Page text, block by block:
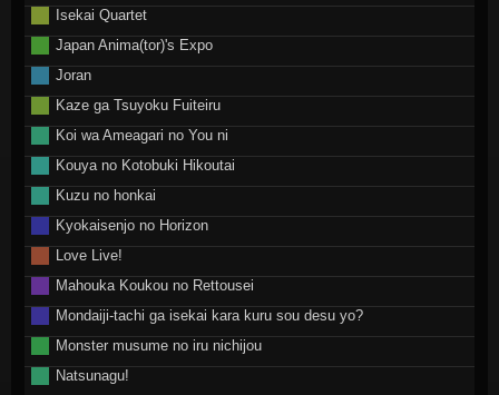
Isekai Quartet
Japan Anima(tor)'s Expo
Joran
Kaze ga Tsuyoku Fuiteiru
Koi wa Ameagari no You ni
Kouya no Kotobuki Hikoutai
Kuzu no honkai
Kyokaisenjo no Horizon
Love Live!
Mahouka Koukou no Rettousei
Mondaiji-tachi ga isekai kara kuru sou desu yo?
Monster musume no iru nichijou
Natsunagu!